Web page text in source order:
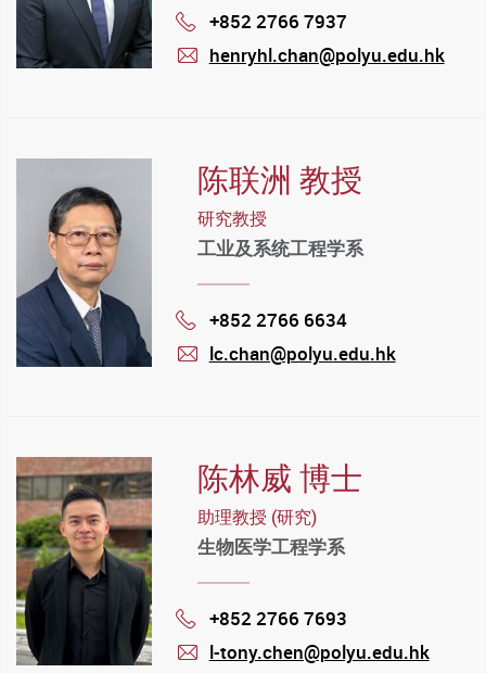
Phone
+852 2766 7937
henryhl.chan@polyu.edu.hk
陈联洲 教授
研究教授
工业及系统工程学系
Phone
+852 2766 6634
lc.chan@polyu.edu.hk
陈林威 博士
助理教授 (研究)
生物医学工程学系
Phone
+852 2766 7693
l-tony.chen@polyu.edu.hk